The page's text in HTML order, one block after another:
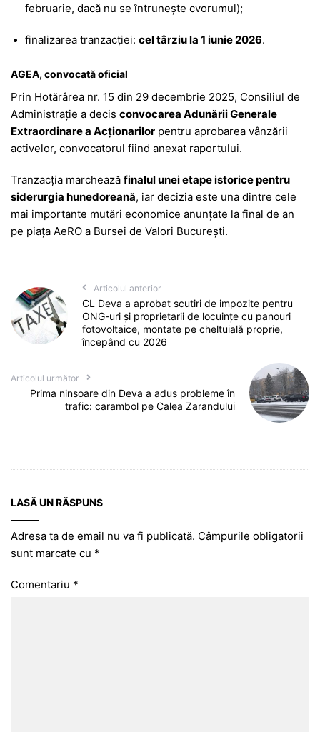
februarie, dacă nu se întrunește cvorumul);
finalizarea tranzacției: cel târziu la 1 iunie 2026.
AGEA, convocată oficial
Prin Hotărârea nr. 15 din 29 decembrie 2025, Consiliul de
Administrație a decis convocarea Adunării Generale
Extraordinare a Acționarilor pentru aprobarea vânzării
activelor, convocatorul fiind anexat raportului.
Tranzacția marchează finalul unei etape istorice pentru
siderurgia hunedoreană, iar decizia este una dintre cele
mai importante mutări economice anunțate la final de an
pe piața AeRO a Bursei de Valori București.
Articolul anterior
CL Deva a aprobat scutiri de impozite pentru
ONG-uri și proprietarii de locuințe cu panouri
fotovoltaice, montate pe cheltuială proprie,
începând cu 2026
Articolul următor
Prima ninsoare din Deva a adus probleme în
trafic: carambol pe Calea Zarandului
LASĂ UN RĂSPUNS
Adresa ta de email nu va fi publicată. Câmpurile obligatorii
sunt marcate cu *
Comentariu *